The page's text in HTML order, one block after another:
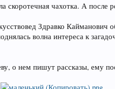
скоротечная чахотка. А
Здравко
волна интереса к
о нем пишут рассказы, ему